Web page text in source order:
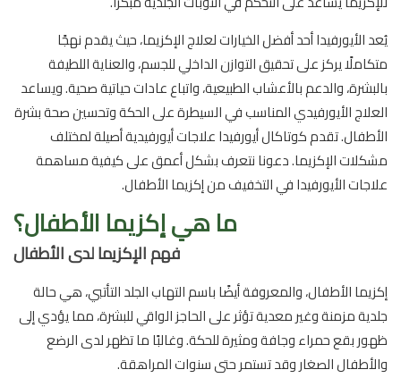
يُعد الأيورفيدا أحد أفضل الخيارات لعلاج الإكزيما، حيث يقدم نهجًا
متكاملًا يركز على تحقيق التوازن الداخلي للجسم، والعناية اللطيفة
بالبشرة، والدعم بالأعشاب الطبيعية، واتباع عادات حياتية صحية. ويساعد
العلاج الأيورفيدي المناسب في السيطرة على الحكة وتحسين صحة بشرة
الأطفال. تقدم كوتاكال أيورفيدا علاجات أيورفيدية أصيلة لمختلف
مشكلات الإكزيما. دعونا نتعرف بشكل أعمق على كيفية مساهمة
علاجات الأيورفيدا في التخفيف من إكزيما الأطفال.
ما هي إكزيما الأطفال؟
فهم الإكزيما لدى الأطفال
إكزيما الأطفال، والمعروفة أيضًا باسم التهاب الجلد التأتبي، هي حالة
جلدية مزمنة وغير معدية تؤثر على الحاجز الواقي للبشرة، مما يؤدي إلى
ظهور بقع حمراء وجافة ومثيرة للحكة. وغالبًا ما تظهر لدى الرضع
والأطفال الصغار وقد تستمر حتى سنوات المراهقة.